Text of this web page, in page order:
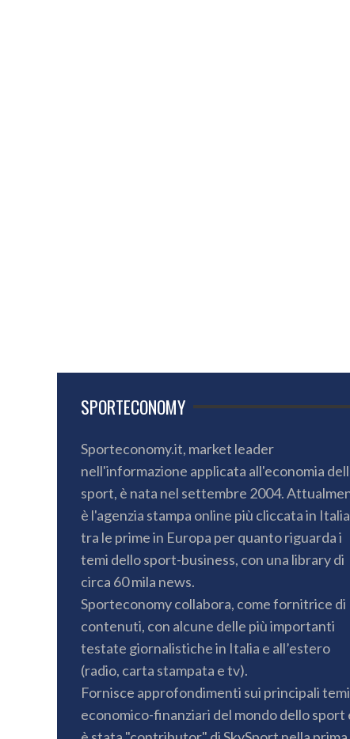
SPORTECONOMY
Sporteconomy.it, market leader
nell'informazione applicata all'economia
sport, è nata nel settembre 2004.
è l'agenzia stampa online più cliccata in
tra le prime in Europa per quanto riguarda i
temi dello sport-business, con una library di
circa 60 mila news.
Sporteconomy collabora, come fornitrice di
contenuti, con alcune delle più importanti
testate giornalistiche in Italia e all’estero
(radio, carta stampata e tv).
Fornisce approfondimenti sui principali temi
economico-finanziari del mondo dello sport